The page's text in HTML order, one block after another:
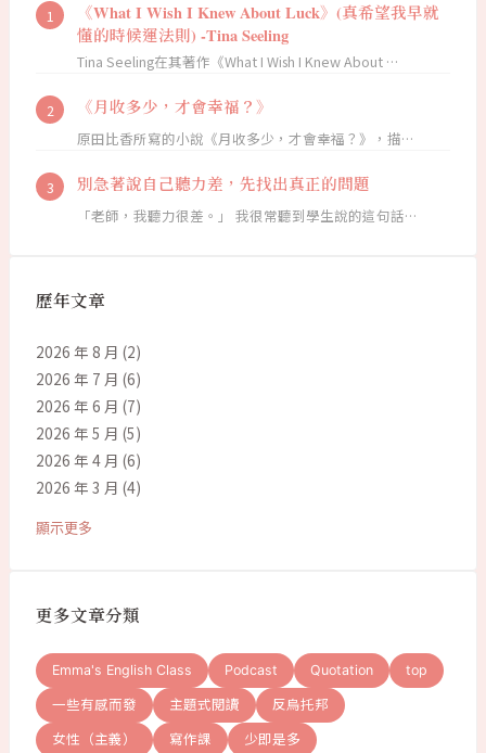
《What I Wish I Knew About Luck》(真希望我早就
懂的時候運法則) -Tina Seeling
Tina Seeling在其著作《What I Wish I Knew About …
《月收多少，才會幸福？》
原田比香所寫的小說《月收多少，才會幸福？》，描…
別急著說自己聽力差，先找出真正的問題
「老師，我聽力很差。」 我很常聽到學生說的這句話…
歷年文章
2026 年 8 月 (2)
2026 年 7 月 (6)
2026 年 6 月 (7)
2026 年 5 月 (5)
2026 年 4 月 (6)
2026 年 3 月 (4)
顯示更多
更多文章分類
Emma's English Class Podcast Quotation top
一些有感而發 主題式閱讀 反烏托邦
女性（主義） 寫作課 少即是多